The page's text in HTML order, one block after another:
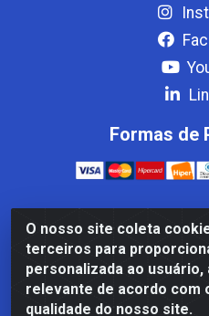
O nosso site coleta
terceiros para
personalizada ao
relevante de acordo com
qualidade do nosso site.
Formas de
Casa Cardão LTDA - Av.
ArinosCom, Levy Gasparian/